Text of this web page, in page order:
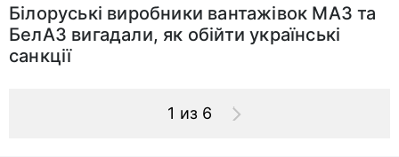
Білоруські виробники вантажівок МАЗ та
БелАЗ вигадали, як обійти українські
санкції
1 из 6